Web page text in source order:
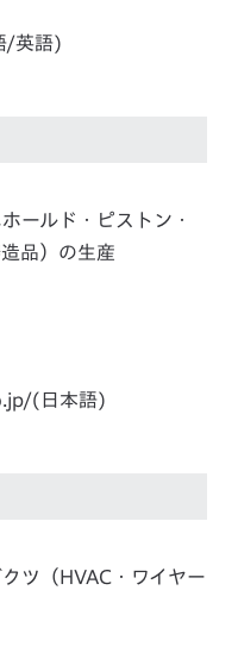
/英語)
ールド・ピストン・
品）の生産
(日本語)
ツ（HVAC・ワイヤー